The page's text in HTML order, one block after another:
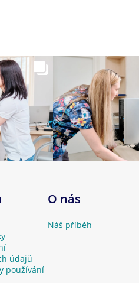
údajů
používání
O nás
Náš příběh